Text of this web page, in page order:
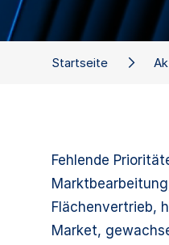
Fehlende
Flächenvertrieb,
Market,
Startseite